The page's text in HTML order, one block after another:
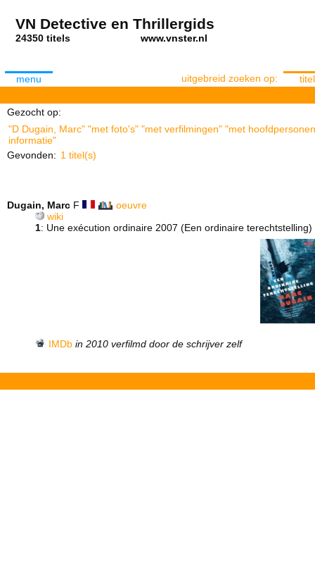
VN Detective en Thrillergids
24350 titels www.vnster.nl
menu uitgebreid zoeken op: titel
Gezocht op:
"D Dugain, Marc" "met foto's" "met verfilmingen" "met
informatie"
Gevonden: 1 titel(s)
Dugain, Marc F
oeuvre
wiki
1: Une exécution ordinaire 2007 (Een ordinaire terechtstelling)
IMDb in 2010 verfilmd door de schrijver zelf